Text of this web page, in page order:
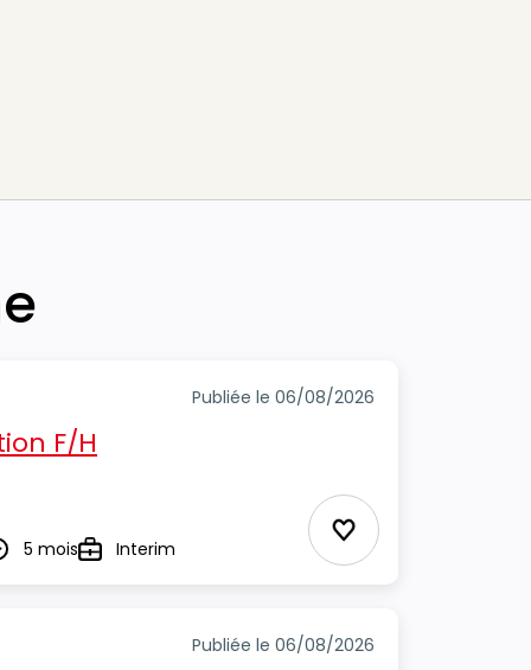
Publiée le 06/08/2026
F/H
5 moisTypeInterim Ajouter aux
Publiée le 06/08/2026